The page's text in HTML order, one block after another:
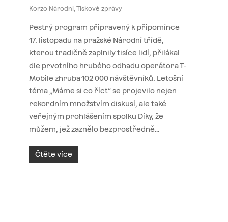
Korzo Národní,Tiskové zprávy
Pestrý program připravený k připomínce
17. listopadu na pražské Národní třídě,
kterou tradičně zaplnily tisíce lidí, přilákal
dle prvotního hrubého odhadu operátora T-
Mobile zhruba 102 000 návštěvníků. Letošní
téma „Máme si co říct“ se projevilo nejen
rekordním množstvím diskusí, ale také
veřejným prohlášením spolku Díky, že
můžem, jež zaznělo bezprostředně…
Čtěte více